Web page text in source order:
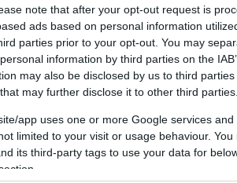
note that after your opt-out request is
ads based on personal information
parties prior to your opt-out. You may
information by third parties on the
may also be disclosed by us to third
that may further disclose it to other third parties.
app uses one or more Google services
limited to your visit or usage behaviour.
its third-party tags to use your data for